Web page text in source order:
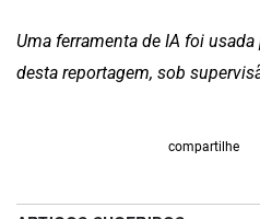
Uma ferramenta de IA foi
desta reportagem, sob
compartilhe